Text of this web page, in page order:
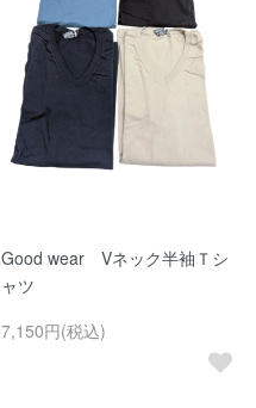
Good wear Vネック半袖Ｔシ
ャツ
7,150円(税込)